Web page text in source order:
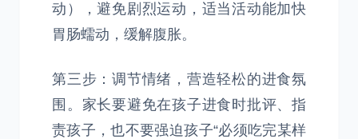
动），避免剧烈运动，适当活动能加快
胃肠蠕动，缓解腹胀。
第三步：调节情绪，营造轻松的进食氛
围。家长要避免在孩子进食时批评、指
责孩子，也不要强迫孩子“必须吃完某样